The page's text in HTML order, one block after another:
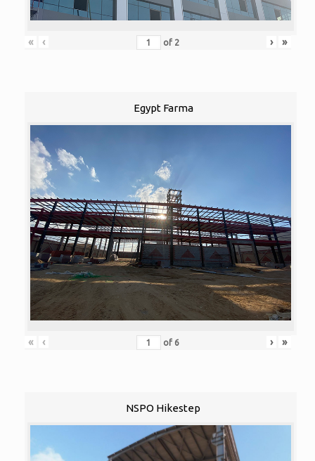
« ‹ of 2 › »
Egypt Farma
« ‹ of 6 › »
NSPO Hikestep